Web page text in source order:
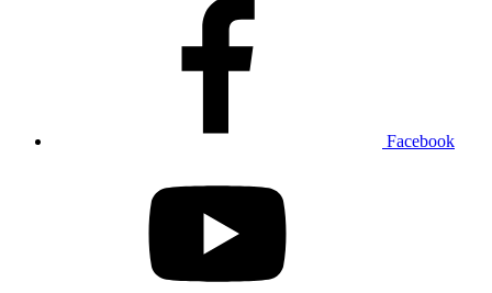
Facebook